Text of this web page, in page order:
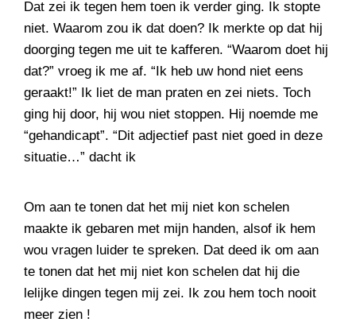
Dat zei ik tegen hem toen ik verder ging. Ik stopte
niet. Waarom zou ik dat doen? Ik merkte op dat hij
doorging tegen me uit te kafferen. “Waarom doet hij
dat?” vroeg ik me af. “Ik heb uw hond niet eens
geraakt!” Ik liet de man praten en zei niets. Toch
ging hij door, hij wou niet stoppen. Hij noemde me
“gehandicapt”. “Dit adjectief past niet goed in deze
situatie…” dacht ik
Om aan te tonen dat het mij niet kon schelen
maakte ik gebaren met mijn handen, alsof ik hem
wou vragen luider te spreken. Dat deed ik om aan
te tonen dat het mij niet kon schelen dat hij die
lelijke dingen tegen mij zei. Ik zou hem toch nooit
meer zien !